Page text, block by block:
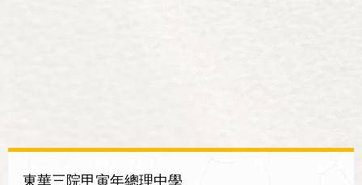
東華三院甲寅年總理中學